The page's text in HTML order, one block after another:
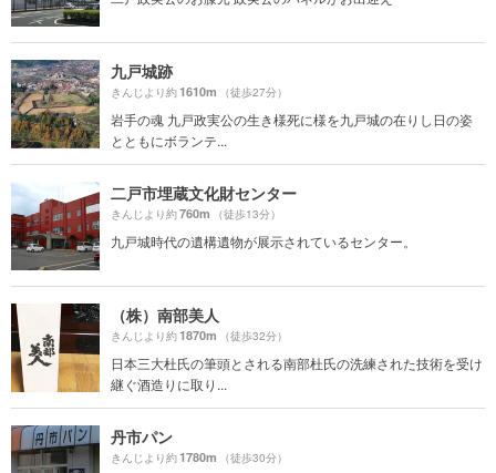
九戸城跡
きんじより約1610m （徒歩27分）
岩手の魂 九戸政実公の生き様死に様を九戸城の在りし日の姿
とともにボランテ...
二戸市埋蔵文化財センター
きんじより約760m （徒歩13分）
九戸城時代の遺構遺物が展示されているセンター。
（株）南部美人
きんじより約1870m （徒歩32分）
日本三大杜氏の筆頭とされる南部杜氏の洗練された技術を受け
継ぐ酒造りに取り...
丹市パン
きんじより約1780m （徒歩30分）